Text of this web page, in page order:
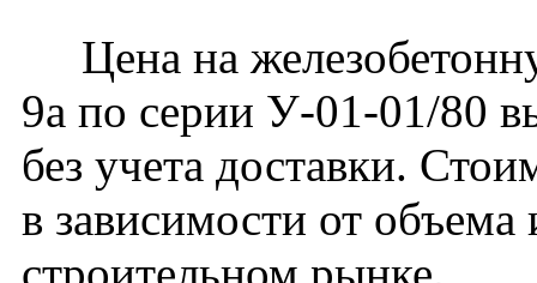
Цена на
9а по серии У-01-01/80
без учета доставки.
в зависимости от